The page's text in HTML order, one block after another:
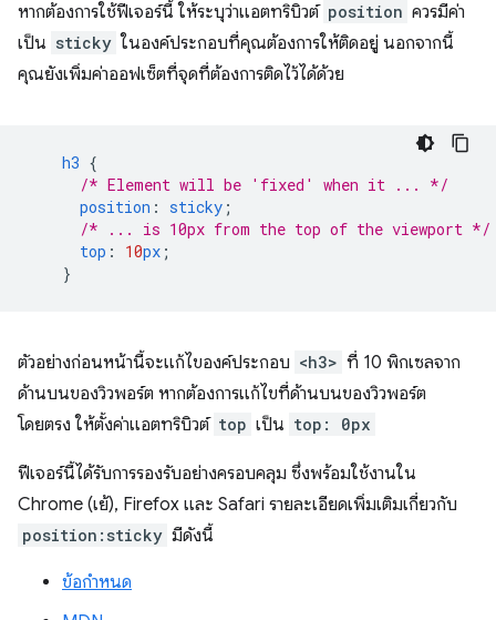
หากต้องการใช้ฟีเจอร์นี้ ให้ระบุว่าแอตทริบิวต์ position ควรมีค่า
เป็น sticky ในองค์ประกอบที่คุณต้องการให้ติดอยู่ นอกจากนี้
คุณยังเพิ่มค่าออฟเซ็ตที่จุดที่ต้องการติดไว้ได้ด้วย
h3 {
/* Element will be 'fixed' when it ... */
position : sticky ;
/* ... is 10px from the top of the viewport */
top : 10px ;
}
ตัวอย่างก่อนหน้านี้จะแก้ไของค์ประกอบ <h3> ที่ 10 พิกเซลจาก
ด้านบนของวิวพอร์ต หากต้องการแก้ไขที่ด้านบนของวิวพอร์ต
โดยตรง ให้ตั้งค่าแอตทริบิวต์ top เป็น top: 0px
ฟีเจอร์นี้ได้รับการรองรับอย่างครอบคลุม ซึ่งพร้อมใช้งานใน
Chrome (เย้), Firefox และ Safari รายละเอียดเพิ่มเติมเกี่ยวกับ
position:sticky มีดังนี้
ข้อกำหนด